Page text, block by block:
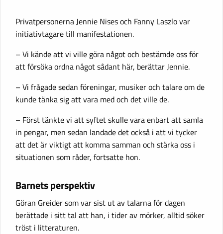
Privatpersonerna Jennie Nises och Fanny Laszlo var
initiativtagare till manifestationen.
– Vi kände att vi ville göra något och bestämde oss för
att försöka ordna något sådant här, berättar Jennie.
– Vi frågade sedan föreningar, musiker och talare om de
kunde tänka sig att vara med och det ville de.
– Först tänkte vi att syftet skulle vara enbart att samla
in pengar, men sedan landade det också i att vi tycker
att det är viktigt att komma samman och stärka oss i
situationen som råder, fortsatte hon.
Barnets perspektiv
Göran Greider som var sist ut av talarna för dagen
berättade i sitt tal att han, i tider av mörker, alltid söker
tröst i litteraturen.